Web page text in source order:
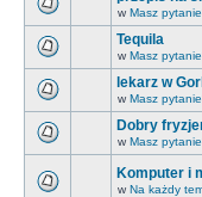
w Masz
Tequila
w Masz
lekarz w
w Masz
Dobry
w Masz
Komputer i
w Na każdy